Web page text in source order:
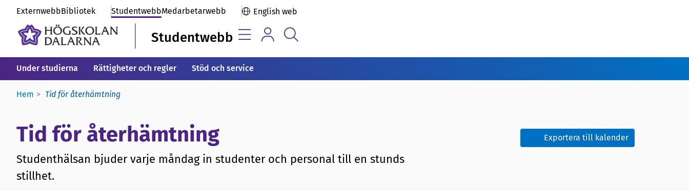
ExternwebbBibliotek StudentwebbMedarbetarwebb English web
Studentwebb
Under studierna Rättigheter och regler Stöd och service
Hem Tid för återhämtning
Tid för återhämtning
Studenthälsan bjuder varje måndag in studenter och personal till en stunds
stillhet.
Exportera till kalender